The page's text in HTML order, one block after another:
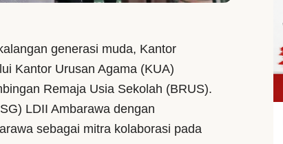
generasi muda, Kantor
Kantor Urusan Agama (KUA)
Remaja Usia Sekolah (BRUS).
LDII Ambarawa dengan
sebagai mitra kolaborasi pada